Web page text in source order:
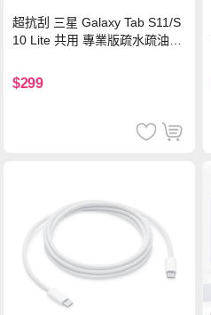
超抗刮 三星 Galaxy Tab S11/S
10 Lite 共用 專業版疏水疏油9H
$299